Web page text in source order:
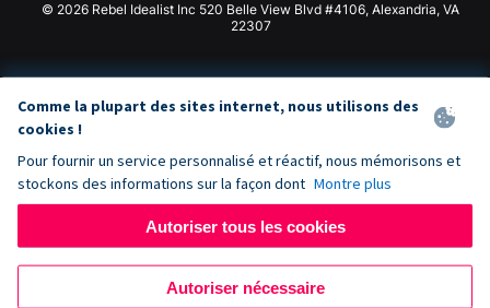
© 2026 Rebel Idealist Inc 520 Belle View Blvd #4106, Alexandria, VA
22307
Comme la plupart des sites internet, nous utilisons des
cookies !
Pour fournir un service personnalisé et réactif, nous mémorisons et
stockons des informations sur la façon dont Montre plus
Autoriser tous les cookies
Autoriser nécessaire